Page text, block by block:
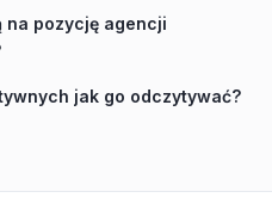
na pozycję agencji
jak go odczytywać?